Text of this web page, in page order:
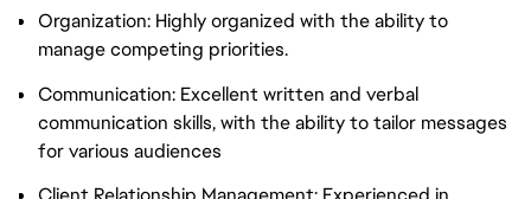
Organization: Highly organized with the ability to
manage competing priorities.
Communication: Excellent written and verbal
communication skills, with the ability to tailor messages
for various audiences